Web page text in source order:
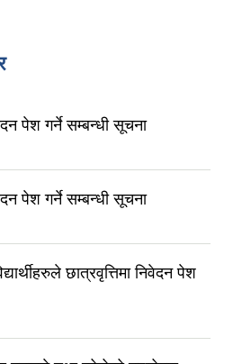
पेश गर्ने सम्बन्धी सूचना
पेश गर्ने सम्बन्धी सूचना
छात्रवृत्तिमा निवेदन पेश